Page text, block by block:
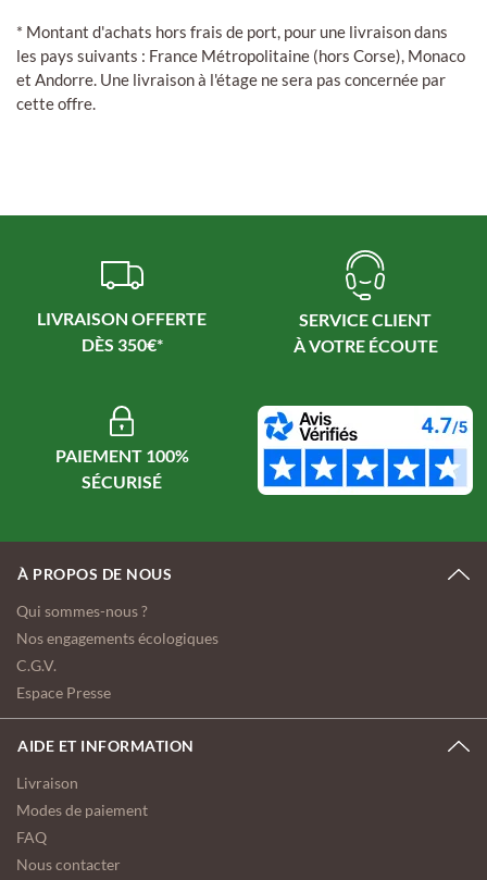
* Montant d'achats hors frais de port, pour une livraison dans
les pays suivants : France Métropolitaine (hors Corse), Monaco
et Andorre. Une livraison à l'étage ne sera pas concernée par
cette offre.
LIVRAISON OFFERTE
DÈS 350€*
SERVICE CLIENT
À VOTRE ÉCOUTE
PAIEMENT 100%
À PROPOS DE NOUS
Qui sommes-nous ?
Nos engagements écologiques
C.G.V.
Espace Presse
AIDE ET INFORMATION
Livraison
Modes de paiement
FAQ
Nous contacter